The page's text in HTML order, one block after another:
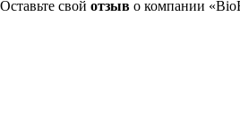
Оставьте свой отзыв о компании